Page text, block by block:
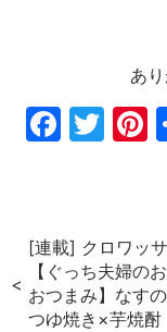
あ
Fac
Twi
[連載] クロワッ
【ぐっち夫婦の
おつまみ】なす
つゆ焼き×芋焼酎